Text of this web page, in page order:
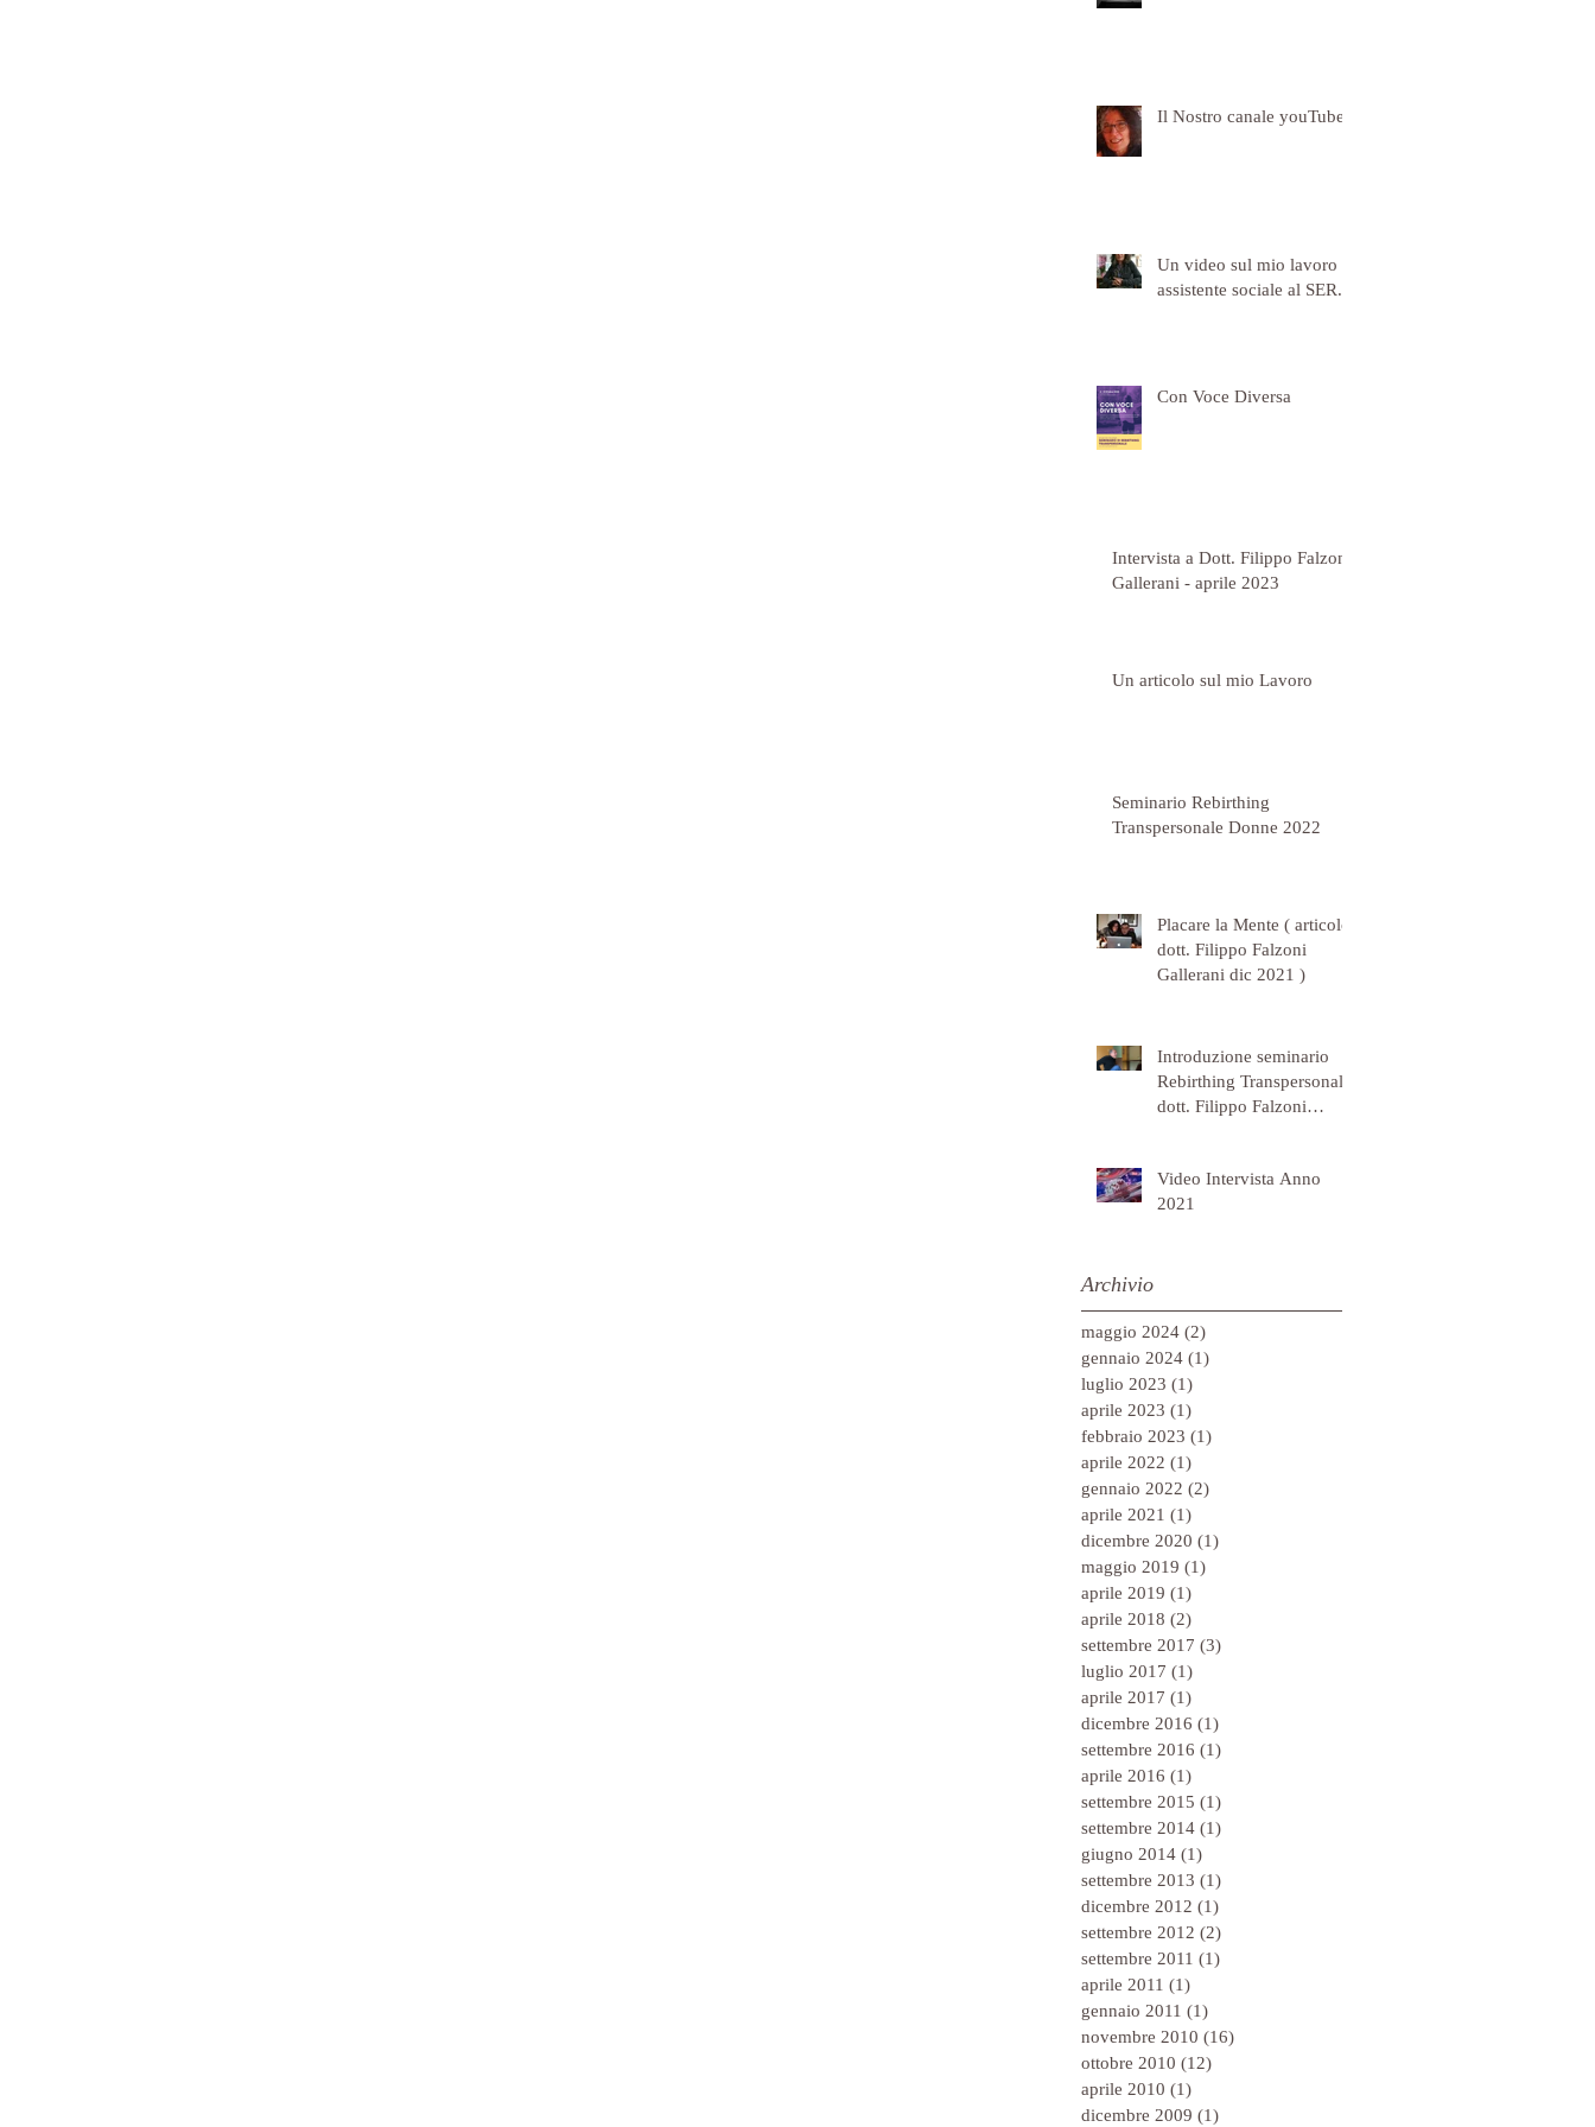
Il Nostro canale youTube
Un video sul mio lavoro di
assistente sociale al SER.D
Con Voce Diversa
Intervista a Dott. Filippo Falzoni
Gallerani - aprile 2023
Un articolo sul mio Lavoro
Seminario Rebirthing
Transpersonale Donne 2022
Placare la Mente ( articolo
dott. Filippo Falzoni
Gallerani dic 2021 )
Introduzione seminario
Rebirthing Transpersonale
dott. Filippo Falzoni
Video Intervista Anno
2021
Archivio
maggio 2024 (2)
gennaio 2024 (1)
luglio 2023 (1)
aprile 2023 (1)
febbraio 2023 (1)
aprile 2022 (1)
gennaio 2022 (2)
aprile 2021 (1)
dicembre 2020 (1)
maggio 2019 (1)
aprile 2019 (1)
aprile 2018 (2)
settembre 2017 (3)
luglio 2017 (1)
aprile 2017 (1)
dicembre 2016 (1)
settembre 2016 (1)
aprile 2016 (1)
settembre 2015 (1)
settembre 2014 (1)
giugno 2014 (1)
settembre 2013 (1)
dicembre 2012 (1)
settembre 2012 (2)
settembre 2011 (1)
aprile 2011 (1)
gennaio 2011 (1)
novembre 2010 (16)
ottobre 2010 (12)
aprile 2010 (1)
dicembre 2009 (1)